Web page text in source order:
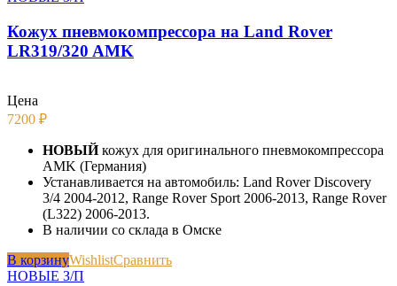
Кожух пневмокомпрессора на Land Rover
LR319/320 AMK
Цена
7200 ₽
НОВЫЙкожух для оригинального пневмокомпрессора
AMK (Германия)
Устанавливается на автомобиль: Land Rover Discovery
3/4 2004-2012, Range Rover Sport 2006-2013, Range Rover
(L322) 2006-2013.
В наличии со склада в Омске
В корзинуWishlistСравнить
НОВЫЕ З/П